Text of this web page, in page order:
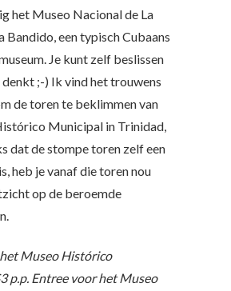
het Museo Nacional de La
Bandido, een typisch Cubaans
Je kunt zelf beslissen
denkt ;-) Ik vind het trouwens
de toren te beklimmen van
Municipal in Trinidad,
dat de stompe toren zelf een
heb je vanaf die toren nou
op de beroemde
Museo Histórico
p.p. Entree voor het Museo